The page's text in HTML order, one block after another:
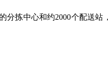
分拣中心和约2000个配送站